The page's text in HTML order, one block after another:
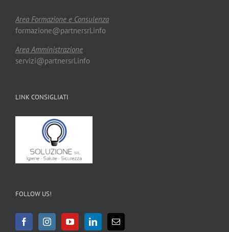
Area Formazione e Consulenza
formazione@partnersrl.info
Area Amministrazione
servizi@partnersrl.info
LINK CONSIGLIATI
FOLLOW US!